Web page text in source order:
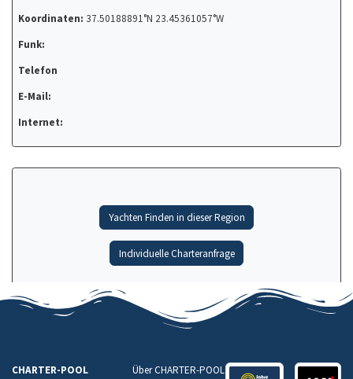
Koordinaten: 37.50188891°N 23.45361057°W
Funk:
Telefon
E-Mail:
Internet:
Yachten Finden in dieser Region
Individuelle Charteranfrage
CHARTER-POOL
Über CHARTER-POOL